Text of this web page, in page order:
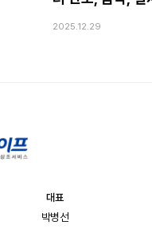
2025.12.29
대표
박병선